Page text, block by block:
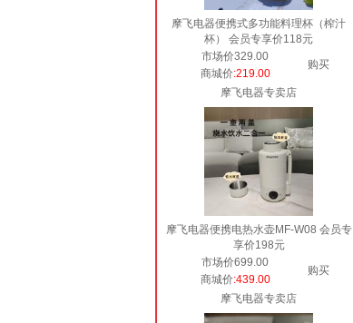
摩飞电器便携式多功能料理杯（榨汁
杯） 会员专享价118元
市场价329.00
购买
商城价:219.00
摩飞电器专卖店
摩飞电器便携电热水壶MF-W08 会员专
享价198元
市场价699.00
购买
商城价:439.00
摩飞电器专卖店